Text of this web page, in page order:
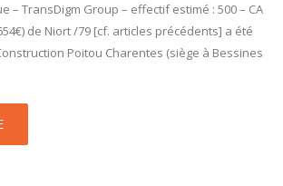
– TransDigm Group – effectif estimé : 500 – CA
de Niort /79 [cf. articles précédents] a été
Poitou Charentes (siège à Bessines